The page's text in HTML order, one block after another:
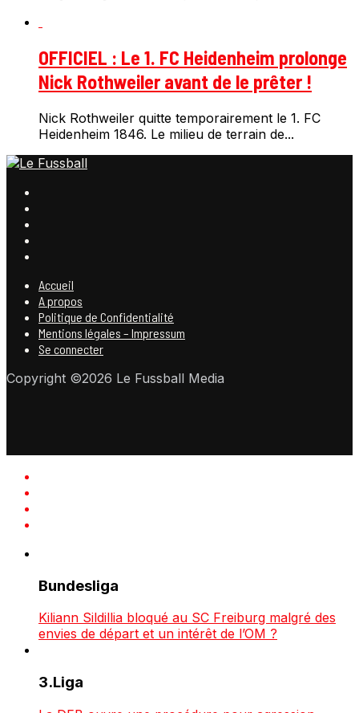
OFFICIEL : Le 1. FC Heidenheim prolonge
Nick Rothweiler avant de le prêter !
Nick Rothweiler quitte temporairement le 1. FC
Heidenheim 1846. Le milieu de terrain de...
Accueil
A propos
Politique de Confidentialité
Mentions légales – Impressum
Se connecter
Copyright ©2026 Le Fussball Media
Bundesliga
Kiliann Sildillia bloqué au SC Freiburg malgré des
envies de départ et un intérêt de l’OM ?
3.Liga